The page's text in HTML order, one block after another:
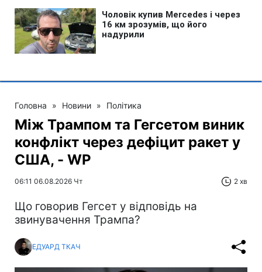
Головна » Новини » Політика
Між Трампом та Гегсетом виник
конфлікт через дефіцит ракет у
США, - WP
06:11 06.08.2026 Чт 2 хв
Що говорив Гегсет у відповідь на
звинувачення Трампа?
ЕДУАРД ТКАЧ